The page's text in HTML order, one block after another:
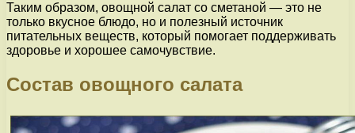
Таким образом, овощной салат со сметаной — это не
только вкусное блюдо, но и полезный источник
питательных веществ, который помогает поддерживать
здоровье и хорошее самочувствие.
Состав овощного салата